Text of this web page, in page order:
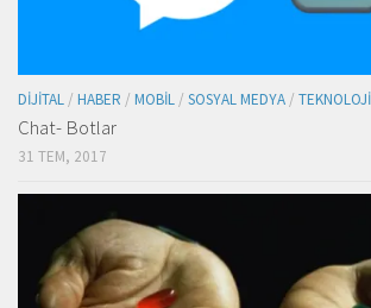
DIJITAL / HABER / MOBIL / SOSYAL MEDYA / TEKNOLOJI
Chat- Botlar
31 TEM, 2017